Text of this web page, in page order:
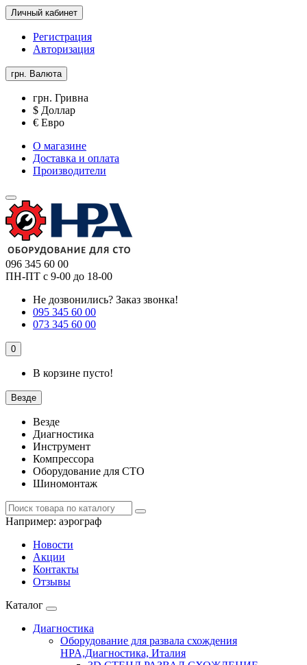
Личный кабинет
Регистрация
Авторизация
грн. Валюта
грн. Гривна
$ Доллар
€ Евро
О магазине
Доставка и оплата
Производители
096 345 60 00
ПН-ПТ с 9-00 до 18-00
Не дозвонились? Заказ звонка!
095 345 60 00
073 345 60 00
0
В корзине пусто!
Везде
Везде
Диагностика
Инструмент
Компрессора
Оборудование для СТО
Шиномонтаж
Например: аэрограф
Новости
Акции
Контакты
Отзывы
Каталог
Диагностика
Оборудование для развала схождения
HPA,Диагностика, Италия